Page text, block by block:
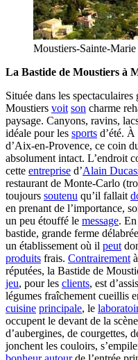
Moustiers-Sainte-Marie
La Bastide de Moustiers à
Située dans les
Moustiers voit son charme
paysage. Canyons, ravins,
idéale pour les sports d’été. À
d’Aix-en-Provence, ce coin
absolument intact. L’endroit
cette entreprise d’Alain
restaurant de Monte-Carlo
toujours soutenu qu’il fallait
en prenant de l’importance,
un peu étouffé le message.
bastide, grande ferme
un établissement où il peut
produits frais. Contrairement
réputées, la Bastide de
jeu, pour les clients, est
légumes fraîchement cueillis
cuisine principale, le
occupent le devant de la
d’aubergines, de courgettes,
jonchent les couloirs,